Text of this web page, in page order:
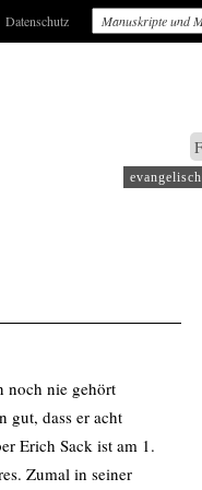
Datenschutz
evangelisch
noch nie gehört
gut, dass er acht
Erich Sack ist am 1.
Zumal in seiner